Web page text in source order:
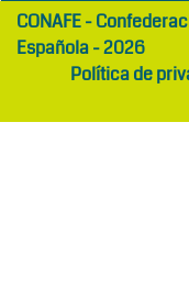
girls
abaya
maltepe
otelCONAFE -
Española - 2026
Política de